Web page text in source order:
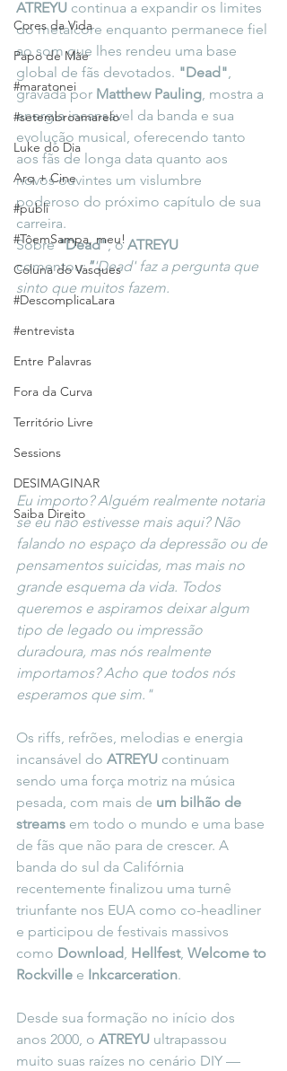
Cores da Vida
Papo de Mãe
#maratonei
#setembroamarelo
Luke do Dia
Arq + Cine
#publi
#TôemSampa, meu!
Coluna do Vasques
#DescomplicaLara
#entrevista
Entre Palavras
Fora da Curva
Território Livre
Sessions
DESIMAGINAR
Saiba Direito
ATREYU continua a expandir os limites
do metalcore enquanto permanece fiel
ao som que lhes rendeu uma base
global de fãs devotados. "Dead",
gravada por Matthew Pauling, mostra a
energia incansável da banda e sua
evolução musical, oferecendo tanto
aos fãs de longa data quanto aos
novos ouvintes um vislumbre
poderoso do próximo capítulo de sua
carreira.
Sobre "Dead", o ATREYU
comentou:"'Dead' faz a pergunta que
sinto que muitos fazem.
Eu importo? Alguém realmente notaria
se eu não estivesse mais aqui? Não
falando no espaço da depressão ou de
pensamentos suicidas, mas mais no
grande esquema da vida. Todos
queremos e aspiramos deixar algum
tipo de legado ou impressão
duradoura, mas nós realmente
importamos? Acho que todos nós
esperamos que sim."
Os riffs, refrões, melodias e energia
incansável do ATREYU continuam
sendo uma força motriz na música
pesada, com mais de um bilhão de
streams em todo o mundo e uma base
de fãs que não para de crescer. A
banda do sul da Califórnia
recentemente finalizou uma turnê
triunfante nos EUA como co-headliner
e participou de festivais massivos
como Download, Hellfest, Welcome to
Rockville e Inkcarceration.
Desde sua formação no início dos
anos 2000, o ATREYU ultrapassou
muito suas raízes no cenário DIY —